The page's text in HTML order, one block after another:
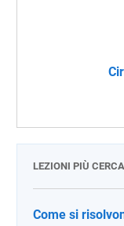
LEZIONI PIÙ
Come si